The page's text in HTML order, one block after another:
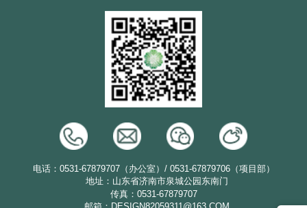
电话：0531-67879707（办公室）/ 0531-67879706（项目部）
地址：山东省济南市泉城公园东南门
传真：0531-67879707